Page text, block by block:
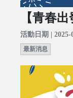
【青春
活動日期 | 2025-
最新消息